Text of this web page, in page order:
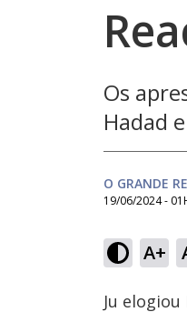
Os
Hadad
O GRANDE
19/06/2024 -
A+
Ju